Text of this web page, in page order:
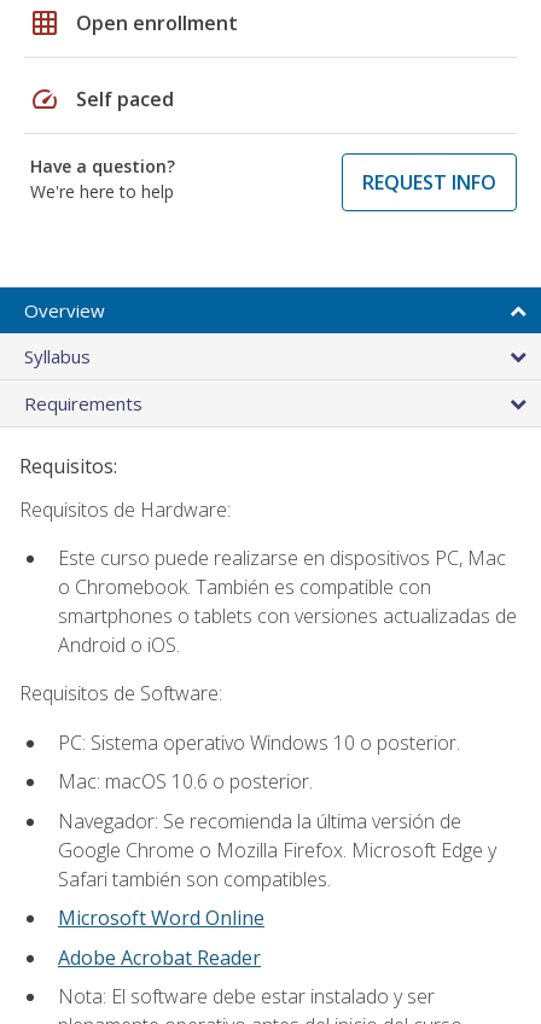
grid_on Open enrollment
speed Self paced
Have a question?
We're here to help
REQUEST INFO
Overview
Syllabus
Requirements
Requisitos:
Requisitos de Hardware:
Este curso puede realizarse en dispositivos PC, Mac
o Chromebook. También es compatible con
smartphones o tablets con versiones actualizadas de
Android o iOS.
Requisitos de Software:
PC: Sistema operativo Windows 10 o posterior.
Mac: macOS 10.6 o posterior.
Navegador: Se recomienda la última versión de
Google Chrome o Mozilla Firefox. Microsoft Edge y
Safari también son compatibles.
Microsoft Word Online
Adobe Acrobat Reader
Nota: El software debe estar instalado y ser